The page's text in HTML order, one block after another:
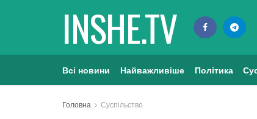
INSHE.TV
Всі новини Найважливіше Політика
Головна Суспільство